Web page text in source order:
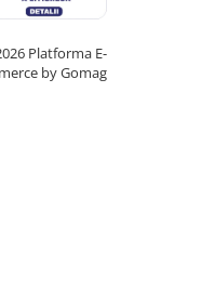
Platforma E-
by Gomag